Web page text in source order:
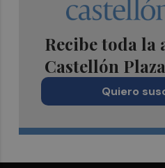
Recibe toda la
Castellón
Quiero